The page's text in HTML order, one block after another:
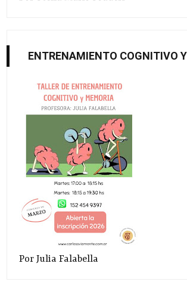
ENTRENAMIENTO COGNITIVO
Por Julia Falabella